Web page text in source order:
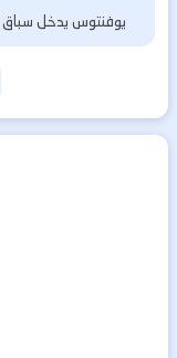
يوفنتوس يدخل سباق